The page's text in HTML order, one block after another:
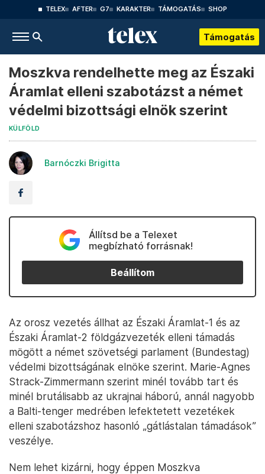
TELEX AFTER G7 KARAKTER TÁMOGATÁS SHOP
Támogatás
Moszkva rendelhette meg az Északi
Áramlat elleni szabotázst a német
védelmi bizottsági elnök szerint
KÜLFÖLD
Barnóczki Brigitta
Állítsd be a Telexet
megbízható forrásnak!
Beállítom
Az orosz vezetés állhat az Északi Áramlat-1 és az
Északi Áramlat-2 földgázvezeték elleni támadás
mögött a német szövetségi parlament (Bundestag)
védelmi bizottságának elnöke szerint. Marie-Agnes
Strack-Zimmermann szerint minél tovább tart és
minél brutálisabb az ukrajnai háború, annál nagyobb
a Balti-tenger medrében lefektetett vezetékek
elleni szabotázshoz hasonló „gátlástalan támadások”
veszélye.
Nem lehet kizárni, hogy éppen Moszkva